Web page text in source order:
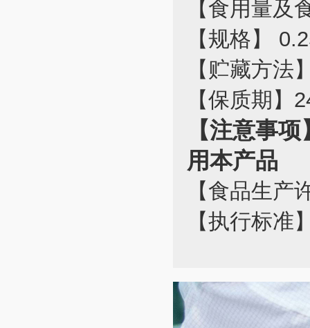
【食用量
【规格】
【贮藏方
【保质期】
【注意事
用本产品
【食品生产
【执行标准